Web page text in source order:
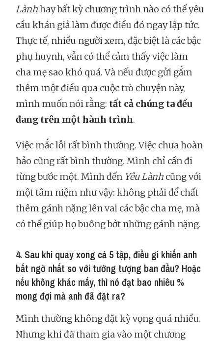
Lànhhay bất kỳ chương trình nào có thể yêu
cầu khán giả làm được điều đó ngay lập tức.
Thực tế, nhiều người xem, đặc biệt là các bậc
phụ huynh, vẫn có thể cảm thấy việc làm
cha mẹ sao khó quá. Và nếu được gửi gắm
thêm một điều qua cuộc trò chuyện này,
mình muốn nói rằng: tất cả chúng ta đều
đang trên một hành trình.
Việc mắc lỗi rất bình thường. Việc chưa hoàn
hảo cũng rất bình thường. Mình chỉ cần đi
từng bước một. Mình đến Yêu Lành cũng với
một tâm niệm như vậy: không phải để chất
thêm gánh nặng lên vai các bậc cha mẹ, mà
có thể giúp họ buông bớt những gánh nặng.
4. Sau khi quay xong cả 5 tập, điều gì khiến anh
bất ngờ nhất so với tưởng tượng ban đầu? Hoặc
nếu không khác mấy, thì nó đạt bao nhiêu %
mong đợi mà anh đã đặt ra?
Mình thường không đặt kỳ vọng quá nhiều.
Nhưng khi đã tham gia vào một chương